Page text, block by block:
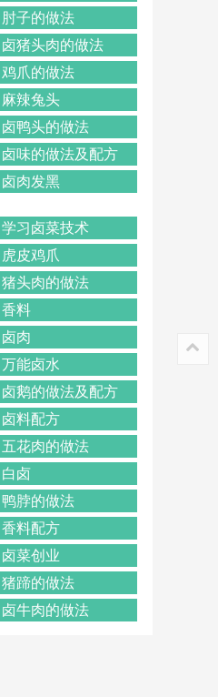
肘子的做法
卤猪头肉的做法
鸡爪的做法
麻辣兔头
卤鸭头的做法
卤味的做法及配方
卤肉发黑
学习卤菜技术
虎皮鸡爪
猪头肉的做法
香料
卤肉
万能卤水
卤鹅的做法及配方
卤料配方
五花肉的做法
白卤
鸭脖的做法
香料配方
卤菜创业
猪蹄的做法
卤牛肉的做法